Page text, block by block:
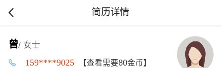
简历详情
曾/ 女士
159****9025 【查看需要80金币】